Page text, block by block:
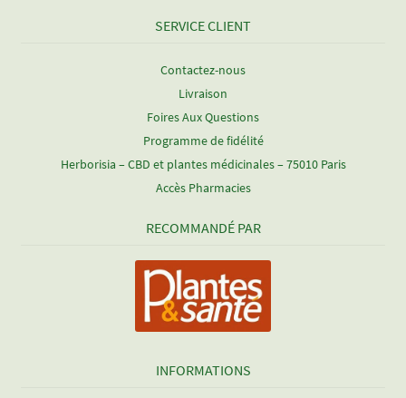
SERVICE CLIENT
Contactez-nous
Livraison
Foires Aux Questions
Programme de fidélité
Herborisia – CBD et plantes médicinales – 75010 Paris
Accès Pharmacies
RECOMMANDÉ PAR
INFORMATIONS